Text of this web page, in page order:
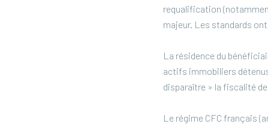
requalification
majeur. Les standards
La résidence du
actifs immobiliers
disparaître » la fiscalité
Le régime CFC français